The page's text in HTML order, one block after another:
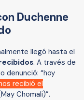
Duchenne
llegó hasta el
. A través de
denunció: “hoy
recibió el
Chomali)”.